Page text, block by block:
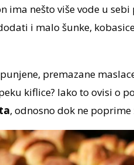
ima nešto više vode u
i malo šunke,
premazane
kiflice? Iako to ovisi o
, odnosno dok ne